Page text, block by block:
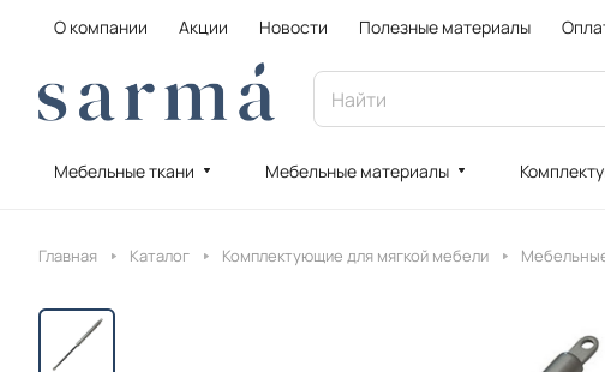
О компании Акции Новости Полезные материалы
Мебельные ткани Мебельные материалы
Главная Каталог Комплектующие для мягкой мебели